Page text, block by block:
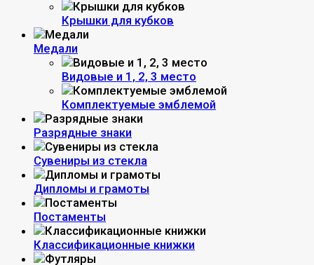
Крышки для кубков
Медали
Видовые и 1, 2, 3 место
Комплектуемые эмблемой
Разрядные знаки
Сувениры из стекла
Дипломы и грамоты
Постаменты
Классификационные книжки